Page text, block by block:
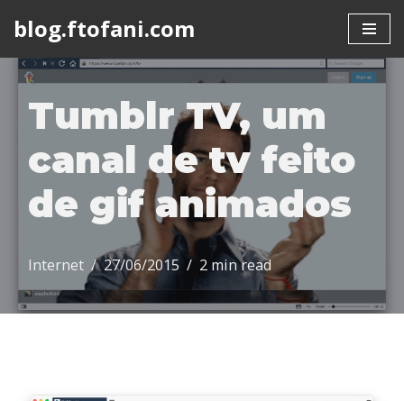
to
content
blog.ftofani.com
Tumblr TV, um
canal de tv feito
de gif animados
Internet 27/06/2015 2 min read